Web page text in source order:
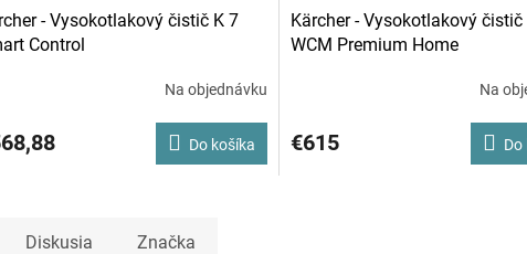
- Vysokotlakový čistič K 7
Control
Na objednávku
Do košíka
Kärcher - Vysokotlakový čistič
WCM Premium Home
Na
€615 Do
Diskusia Značka